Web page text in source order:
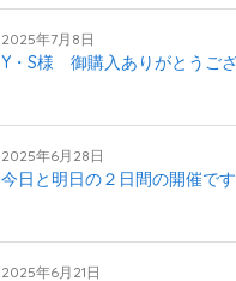
2025年7月8日
Y・S様 御購入ありがとうご
2025年6月28日
今日と明日の２日間の開催です
2025年6月21日